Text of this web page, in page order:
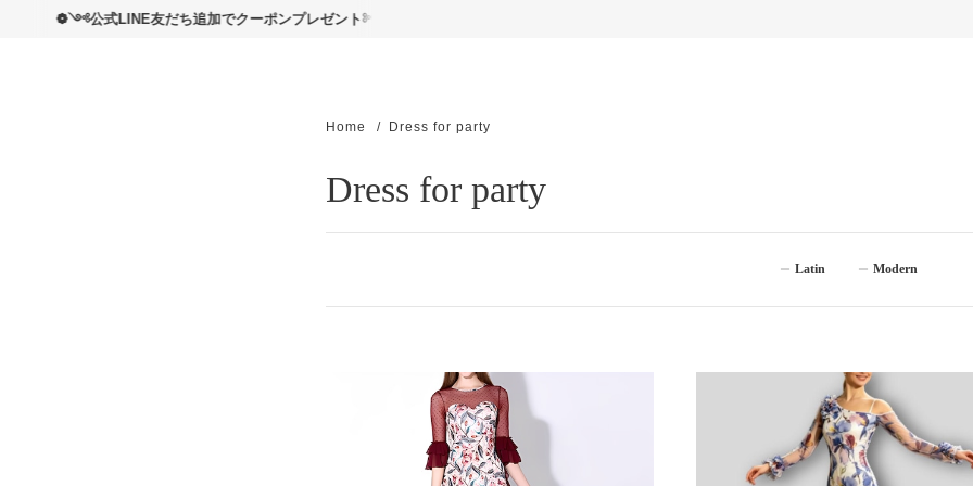
式LINE友だち追加でクーポンプレゼント༻❁
Home Dress for party
Dress for party
Latin Modern